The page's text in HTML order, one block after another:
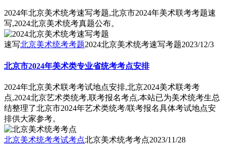
2024年北京美术统考速写考题,北京市2024年美术联考考题速
写,2024北京美术统考真题公布。
速写北京美术统考考题2024北京美术统考速写考题2023/12/3
北京市2024年美术类专业省统考考点安排
2024年北京美术联考考试地点安排,北京2024美术联考考
点,2024北京艺术类统考,联考报名考点,本站已为美术统考生总
结整理了北京市2024年艺术类统考/联考报名具体考试地点安
排供大家参考。
北京美术统考考试考点北京美术统考考点2023/11/28